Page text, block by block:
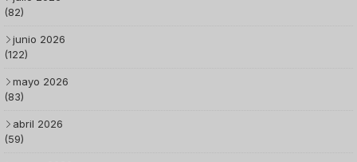
(82)
junio 2026
(122)
mayo 2026
(83)
abril 2026
(59)